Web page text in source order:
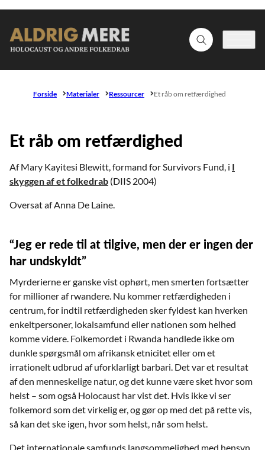
Gå til forsiden Fold søgefelt ud
Forside Materialer Ressourcer Et råb om retfærdighed
Et råb om retfærdighed
Af Mary Kayitesi Blewitt, formand for Survivors Fund, i I
skyggen af et folkedrab (DIIS 2004)
Oversat af Anna De Laine.
“Jeg er rede til at tilgive, men der er ingen der
har undskyldt”
Myrderierne er ganske vist ophørt, men smerten fortsætter
for millioner af rwandere. Nu kommer retfærdigheden i
centrum, for indtil retfærdigheden sker fyldest kan hverken
enkeltpersoner, lokalsamfund eller nationen som helhed
komme videre. Folkemordet i Rwanda handlede ikke om
dunkle spørgsmål om afrikansk etnicitet eller om et
irrationelt udbrud af uforklarligt barbari. Det var et resultat
af den menneskelige natur, og det kunne være sket hvor som
helst – som også Holocaust har vist det. Hvis ikke vi ser
folkemord som det virkelig er, og gør op med det på rette vis,
så kan det ske igen, hvor som helst, når som helst.
Det internationale samfunds langsommelighed med hensyn